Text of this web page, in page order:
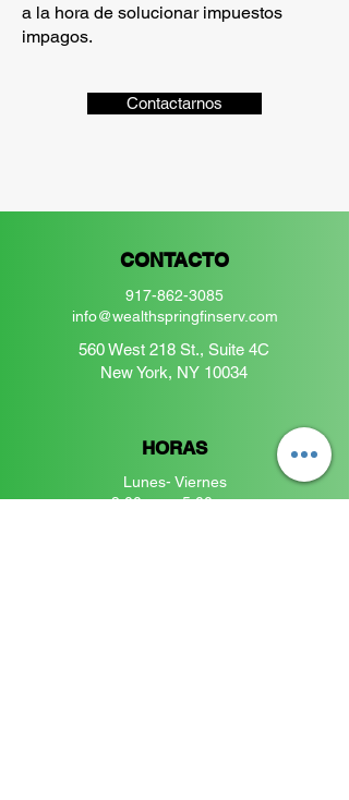
a la hora de solucionar impuestos
impagos.
Contactarnos
CONTACTO
917-862-3085
info@wealthspringfinserv.com
560 West 218 St., Suite 4C
New York, NY 10034
HORAS
Lunes- Viernes
9:00 am - 5:00 pm